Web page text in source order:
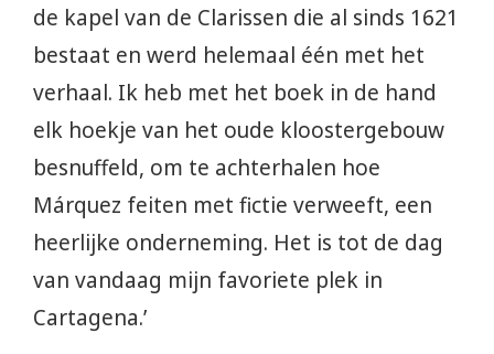
de kapel van de Clarissen die al sinds 1621
bestaat en werd helemaal één met het
verhaal. Ik heb met het boek in de hand
elk hoekje van het oude kloostergebouw
besnuffeld, om te achterhalen hoe
Márquez feiten met fictie verweeft, een
heerlijke onderneming. Het is tot de dag
van vandaag mijn favoriete plek in
Cartagena.’